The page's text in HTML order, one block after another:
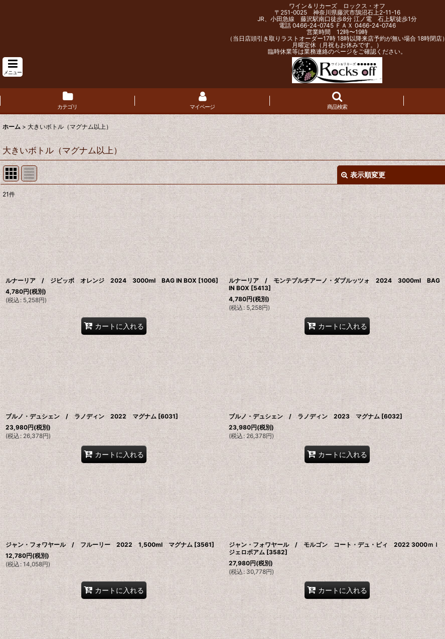
ワイン＆リカーズ ロックス・オフ
〒251-0025 神奈川県藤沢市鵠沼石上2-11-16
JR、小田急線 藤沢駅南口徒歩8分 江ノ電 石上駅徒歩1分
電話 0466-24-0745 ＦＡＸ 0466-24-0746
営業時間 12時〜19時
（当日店頭引き取りラストオーダー17時 18時以降来店予約が無い場合 18時閉店）
月曜定休（月祝もお休みです。）
臨時休業等は業務連絡のページをご確認ください。
メニュー
カテゴリ マイページ 商品検索
ホーム > 大きいボトル（マグナム以上）
大きいボトル（マグナム以上）
表示順変更
表示数 :
並び順
絞り込む
21件
ルナーリア / ジビッボ オレンジ 2024 3000ml BAG IN BOX [1006]
4,780円(税別)
(税込: 5,258円)
カートに入れる
ルナーリア / モンテプルチアーノ・ダブルッツォ 2024 3000ml BAG
IN BOX [5413]
4,780円(税別)
(税込: 5,258円)
カートに入れる
ブルノ・デュシェン / ラノディン 2022 マグナム [6031]
23,980円(税別)
(税込: 26,378円)
カートに入れる
ブルノ・デュシェン / ラノディン 2023 マグナム [6032]
23,980円(税別)
(税込: 26,378円)
カートに入れる
ジャン・フォワヤール / フルーリー 2022 1,500ml マグナム [3561]
12,780円(税別)
(税込 : 14,058円)
カートに入れる
ジャン・フォワヤール / モルゴン コート・デュ・ピィ 2022 3000ｍｌ
ジェロボアム [3582]
27,980円(税別)
(税込 : 30,778円)
カートに入れる